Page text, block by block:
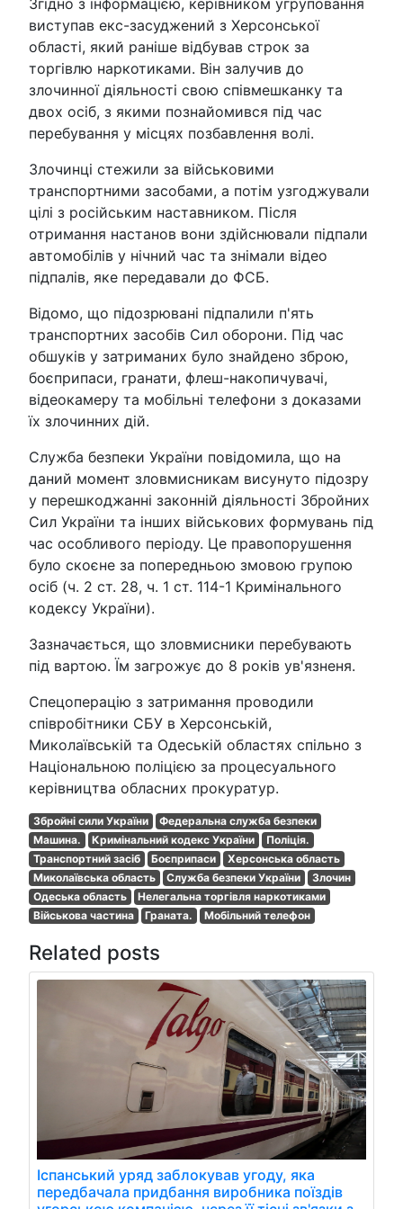
Згідно з інформацією, керівником угруповання
виступав екс-засуджений з Херсонської
області, який раніше відбував строк за
торгівлю наркотиками. Він залучив до
злочинної діяльності свою співмешканку та
двох осіб, з якими познайомився під час
перебування у місцях позбавлення волі.
Злочинці стежили за військовими
транспортними засобами, а потім узгоджували
цілі з російським наставником. Після
отримання настанов вони здійснювали підпали
автомобілів у нічний час та знімали відео
підпалів, яке передавали до ФСБ.
Відомо, що підозрювані підпалили п'ять
транспортних засобів Сил оборони. Під час
обшуків у затриманих було знайдено зброю,
боєприпаси, гранати, флеш-накопичувачі,
відеокамеру та мобільні телефони з доказами
їх злочинних дій.
Служба безпеки України повідомила, що на
даний момент зловмисникам висунуто підозру
у перешкоджанні законній діяльності Збройних
Сил України та інших військових формувань під
час особливого періоду. Це правопорушення
було скоєне за попередньою змовою групою
осіб (ч. 2 ст. 28, ч. 1 ст. 114-1 Кримінального
кодексу України).
Зазначається, що зловмисники перебувають
під вартою. Їм загрожує до 8 років ув'язненя.
Спецоперацію з затримання проводили
співробітники СБУ в Херсонській,
Миколаївській та Одеській областях спільно з
Національною поліцією за процесуального
керівництва обласних прокуратур.
Збройні сили України
Федеральна служба безпеки
Машина.
Кримінальний кодекс України
Поліція.
Транспортний засіб
Боєприпаси
Херсонська область
Миколаївська область
Служба безпеки України
Злочин
Одеська область
Нелегальна торгівля наркотиками
Військова частина
Граната. Мобільний телефон
Related posts
Іспанський уряд заблокував угоду, яка
передбачала придбання виробника поїздів